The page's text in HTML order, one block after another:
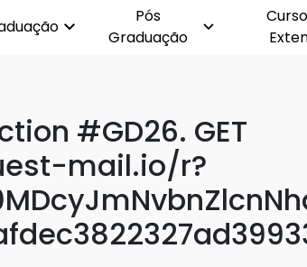
Pós
Graduação
#GD26. GET
mail.io/r?